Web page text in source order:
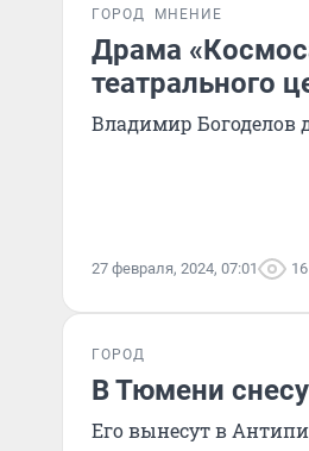
ГОРОД МНЕНИЕ
Драма
театрального
Владимир Богоделов
27 февраля, 2024, 07:01
ГОРОД
В Тюмени
Его вынесут в